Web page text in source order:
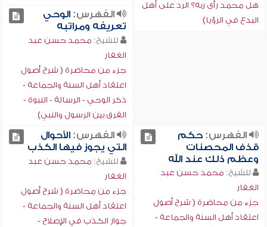
هل محمد رأى ربه؟ الرد على أهل
البدع في الرؤيا)
الفهرس:الوحي
تعريفه ومراتبه
للشيخ: محمد حسن عبد
الغفار
جزء من محاضرة ( شرح أصول
اعتقاد أهل السنة والجماعة -
ذكر الوحي - الرسالة - النبوة -
الفرق بين الرسول والنبي)
الفهرس:حكم
قذف المحصنات
وعظم ذلك عند الله
للشيخ: محمد حسن عبد
الغفار
جزء من محاضرة ( شرح أصول
اعتقاد أهل السنة والجماعة -
الفهرس:الأحوال
التي يجوز فيها الكذب
للشيخ: محمد حسن عبد
الغفار
جزء من محاضرة ( شرح أصول
اعتقاد أهل السنة والجماعة -
جواز الكذب في الإصلاح -